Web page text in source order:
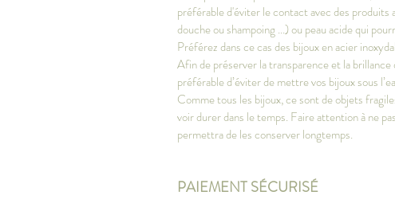
préférable d'éviter le contact avec des
douche ou shampoing ...) ou peau acide qui
Préférez dans ce cas des bijoux en acier
Afin de préserver la transparence et la
préférable d’éviter de mettre vos bijoux sous
Comme tous les bijoux, ce sont de objets
voir durer dans le temps. Faire attention à ne
permettra de les conserver longtemps.
PAIEMENT SÉCURISÉ